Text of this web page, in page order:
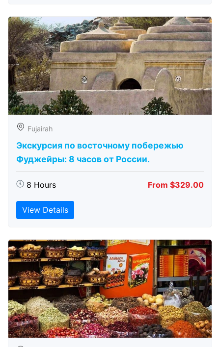
Fujairah
Экскурсия по восточному побережью
Фуджейры: 8 часов от России.
8 Hours From $329.00
View Details